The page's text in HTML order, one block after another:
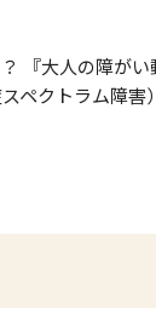
『大人の障が
ペクトラム障害